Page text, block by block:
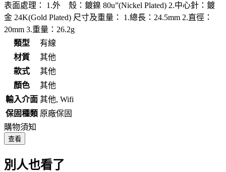
表面處理： 1.外 殼：鍍鎳 80u”(Nickel Plated) 2.中心針：鍍
金 24K(Gold Plated) 尺寸及重量： 1.總長：24.5mm 2.直徑：
20mm 3.重量：26.2g
類型
有線
材質
其他
款式
其他
顏色
其他
輸入介面 其他, Wifi
保固種類 原廠保固
購物須知
查看
別人也看了